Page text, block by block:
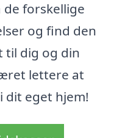
de forskellige
og find den
til dig og din
lettere at
dit eget hjem!